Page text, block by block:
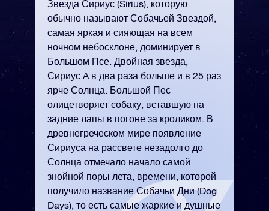
Звезда Сириус (Sirius), которую
обычно называют Собачьей Звездой,
самая яркая и сияющая на всем
ночном небосклоне, доминирует в
Большом Псе. Двойная звезда,
Сириус A в два раза больше и в 25 раз
ярче Солнца. Большой Пес
олицетворяет собаку, вставшую на
задние лапы в погоне за кроликом. В
древнегреческом мире появление
Сириуса на рассвете незадолго до
Солнца отмечало начало самой
знойной поры лета, времени, которой
получило название Собачьи Дни (Dog
Days), то есть самые жаркие и душные